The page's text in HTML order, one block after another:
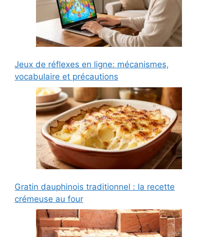
Jeux de réflexes en ligne: mécanismes,
vocabulaire et précautions
Gratin dauphinois traditionnel : la recette
crémeuse au four